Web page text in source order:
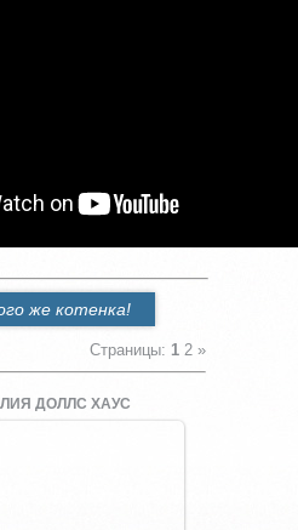
же котенка!
Страницы: 1 2 »
ДОЛЛС ХАУС